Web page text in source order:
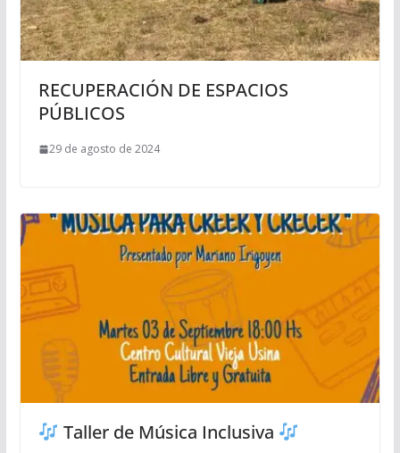
RECUPERACIÓN DE ESPACIOS
PÚBLICOS
29 de agosto de 2024
Taller de Música Inclusiva